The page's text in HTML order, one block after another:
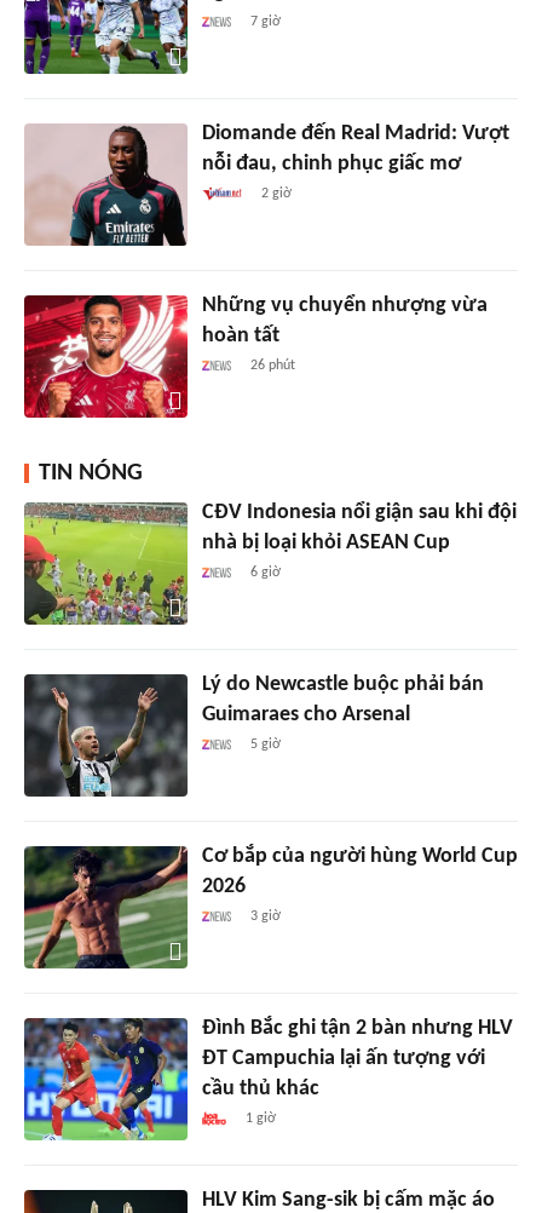
7 giờ
Diomande đến Real Madrid: Vượt
nỗi đau, chinh phục giấc mơ
2 giờ
Những vụ chuyển nhượng vừa
hoàn tất
26 phút
TIN NÓNG
CĐV Indonesia nổi giận sau khi đội
nhà bị loại khỏi ASEAN Cup
6 giờ
Lý do Newcastle buộc phải bán
Guimaraes cho Arsenal
5 giờ
Cơ bắp của người hùng World Cup
2026
3 giờ
Đình Bắc ghi tận 2 bàn nhưng HLV
ĐT Campuchia lại ấn tượng với
cầu thủ khác
1 giờ
HLV Kim Sang-sik bị cấm mặc áo